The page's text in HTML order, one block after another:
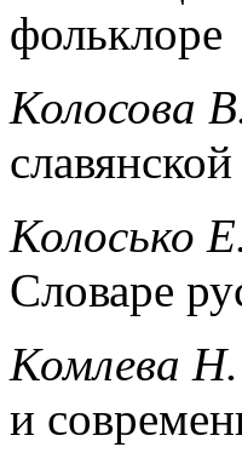
фольклоре
Колосова
Колосько
Словаре
Комлева
и